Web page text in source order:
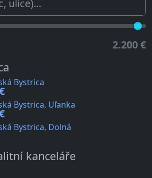
2.200 €
Bystrica
Bystrica, Uľanka
Bystrica, Dolná
kanceláře